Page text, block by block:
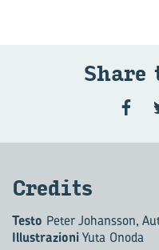
Cre­di­ts
Testo Peter Johansson,
IllustrazioniYuta Onoda